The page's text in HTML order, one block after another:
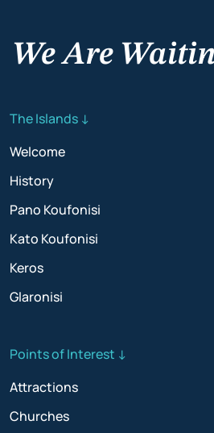
We Are
The Islands ↓
Welcome
History
Pano Koufonisi
Kato Koufonisi
Keros
Glaronisi
Points of Interest ↓
Attractions
Churches